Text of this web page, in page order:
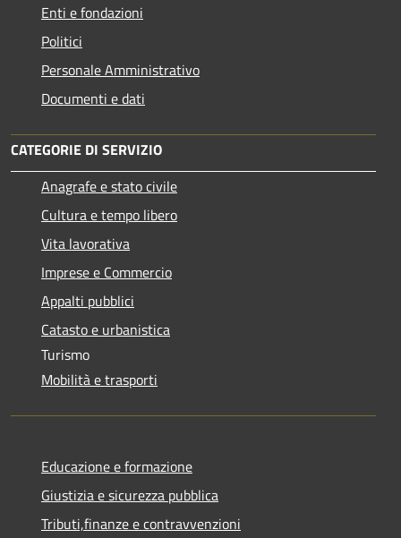
Enti e fondazioni
Politici
Personale Amministrativo
Documenti e dati
CATEGORIE DI SERVIZIO
Anagrafe e stato civile
Cultura e tempo libero
Vita lavorativa
Imprese e Commercio
Appalti pubblici
Catasto e urbanistica
Turismo
Mobilità e trasporti
Educazione e formazione
Giustizia e sicurezza pubblica
Tributi,finanze e contravvenzioni